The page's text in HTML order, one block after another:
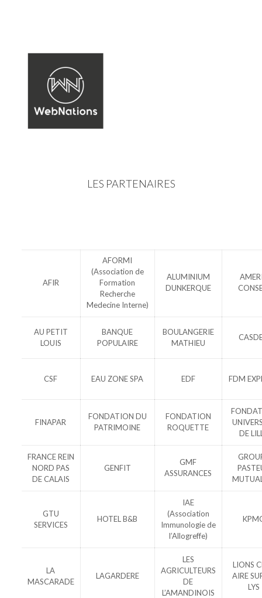
LES PARTENAIRES
AFIR
AFORMI
(Association de
Formation
Recherche
Medecine Interne)
ALUMINIUM
DUNKERQUE
AU PETIT
LOUIS
BANQUE
POPULAIRE
BOULANGERIE
MATHIEU
CSF EAU ZONE SPA EDF FDM
FINAPAR
FONDATION DU
PATRIMOINE
FONDATION
ROQUETTE
DE
FRANCE REIN
NORD PAS
DE CALAIS
GENFIT
GMF
ASSURANCES
GTU
SERVICES
HOTEL B&B
IAE
(Association
Immunologie de
l’Allogreffe)
LA
MASCARADE
LAGARDERE
LES
AGRICULTEURS
DE
L’AMANDINOIS
LIONS
AIRE
LYS